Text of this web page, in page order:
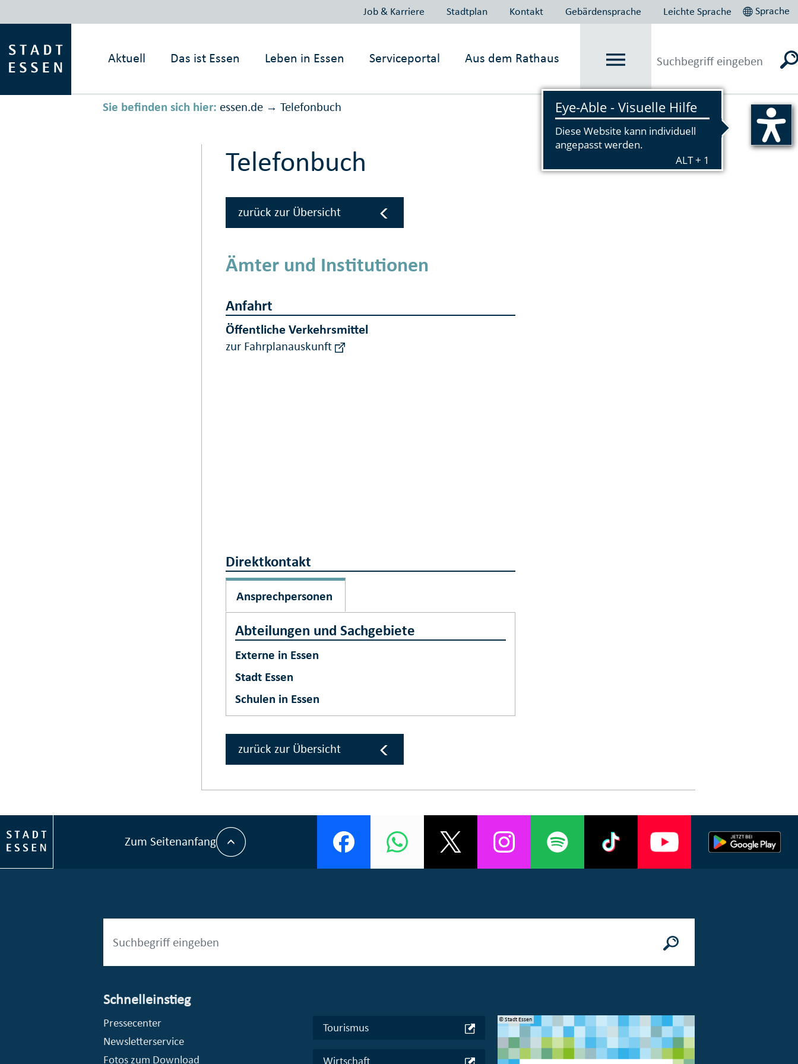
Job & Karriere Stadtplan Kontakt Gebärdensprache Leichte Sprache Sprache
Aktuell Das ist Essen Leben in Essen Serviceportal Aus dem Rathaus
Sie befinden sich hier: essen.de → Telefonbuch Vorlesen
Telefonbuch
zurück zur Übersicht
Ämter und Institutionen
Anfahrt
Öffentliche Verkehrsmittel
zur Fahrplanauskunft
Direktkontakt
Ansprechpersonen
Abteilungen und Sachgebiete
Externe in Essen
Stadt Essen
Schulen in Essen
zurück zur Übersicht
Zum Seitenanfang
Schnelleinstieg
Pressecenter
Newsletterservice
Fotos zum Download
Tourismus
Wirtschaft
© Stadt Essen, Presse- und Kommunikationsamt © Stadt Essen